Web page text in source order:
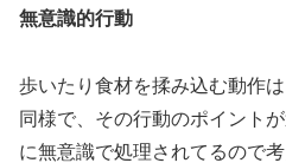
無意識的行動
歩いたり食材を揉み込む動作
同様で、その行動のポイント
に無意識で処理されてるので